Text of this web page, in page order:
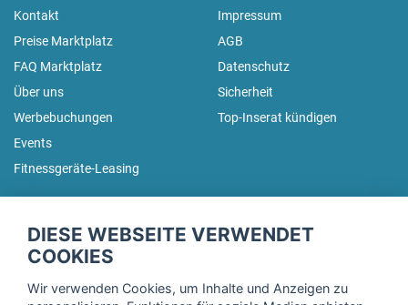
Kontakt
Preise Marktplatz
FAQ Marktplatz
Über uns
Werbebuchungen
Events
Fitnessgeräte-Leasing
Impressum
AGB
Datenschutz
Sicherheit
Top-Inserat kündigen
Trage dich hier für unseren Newsletter ein und erhalte regelmäßig
DIESE WEBSEITE VERWENDET
COOKIES
Wir verwenden Cookies, um Inhalte und Anzeigen zu